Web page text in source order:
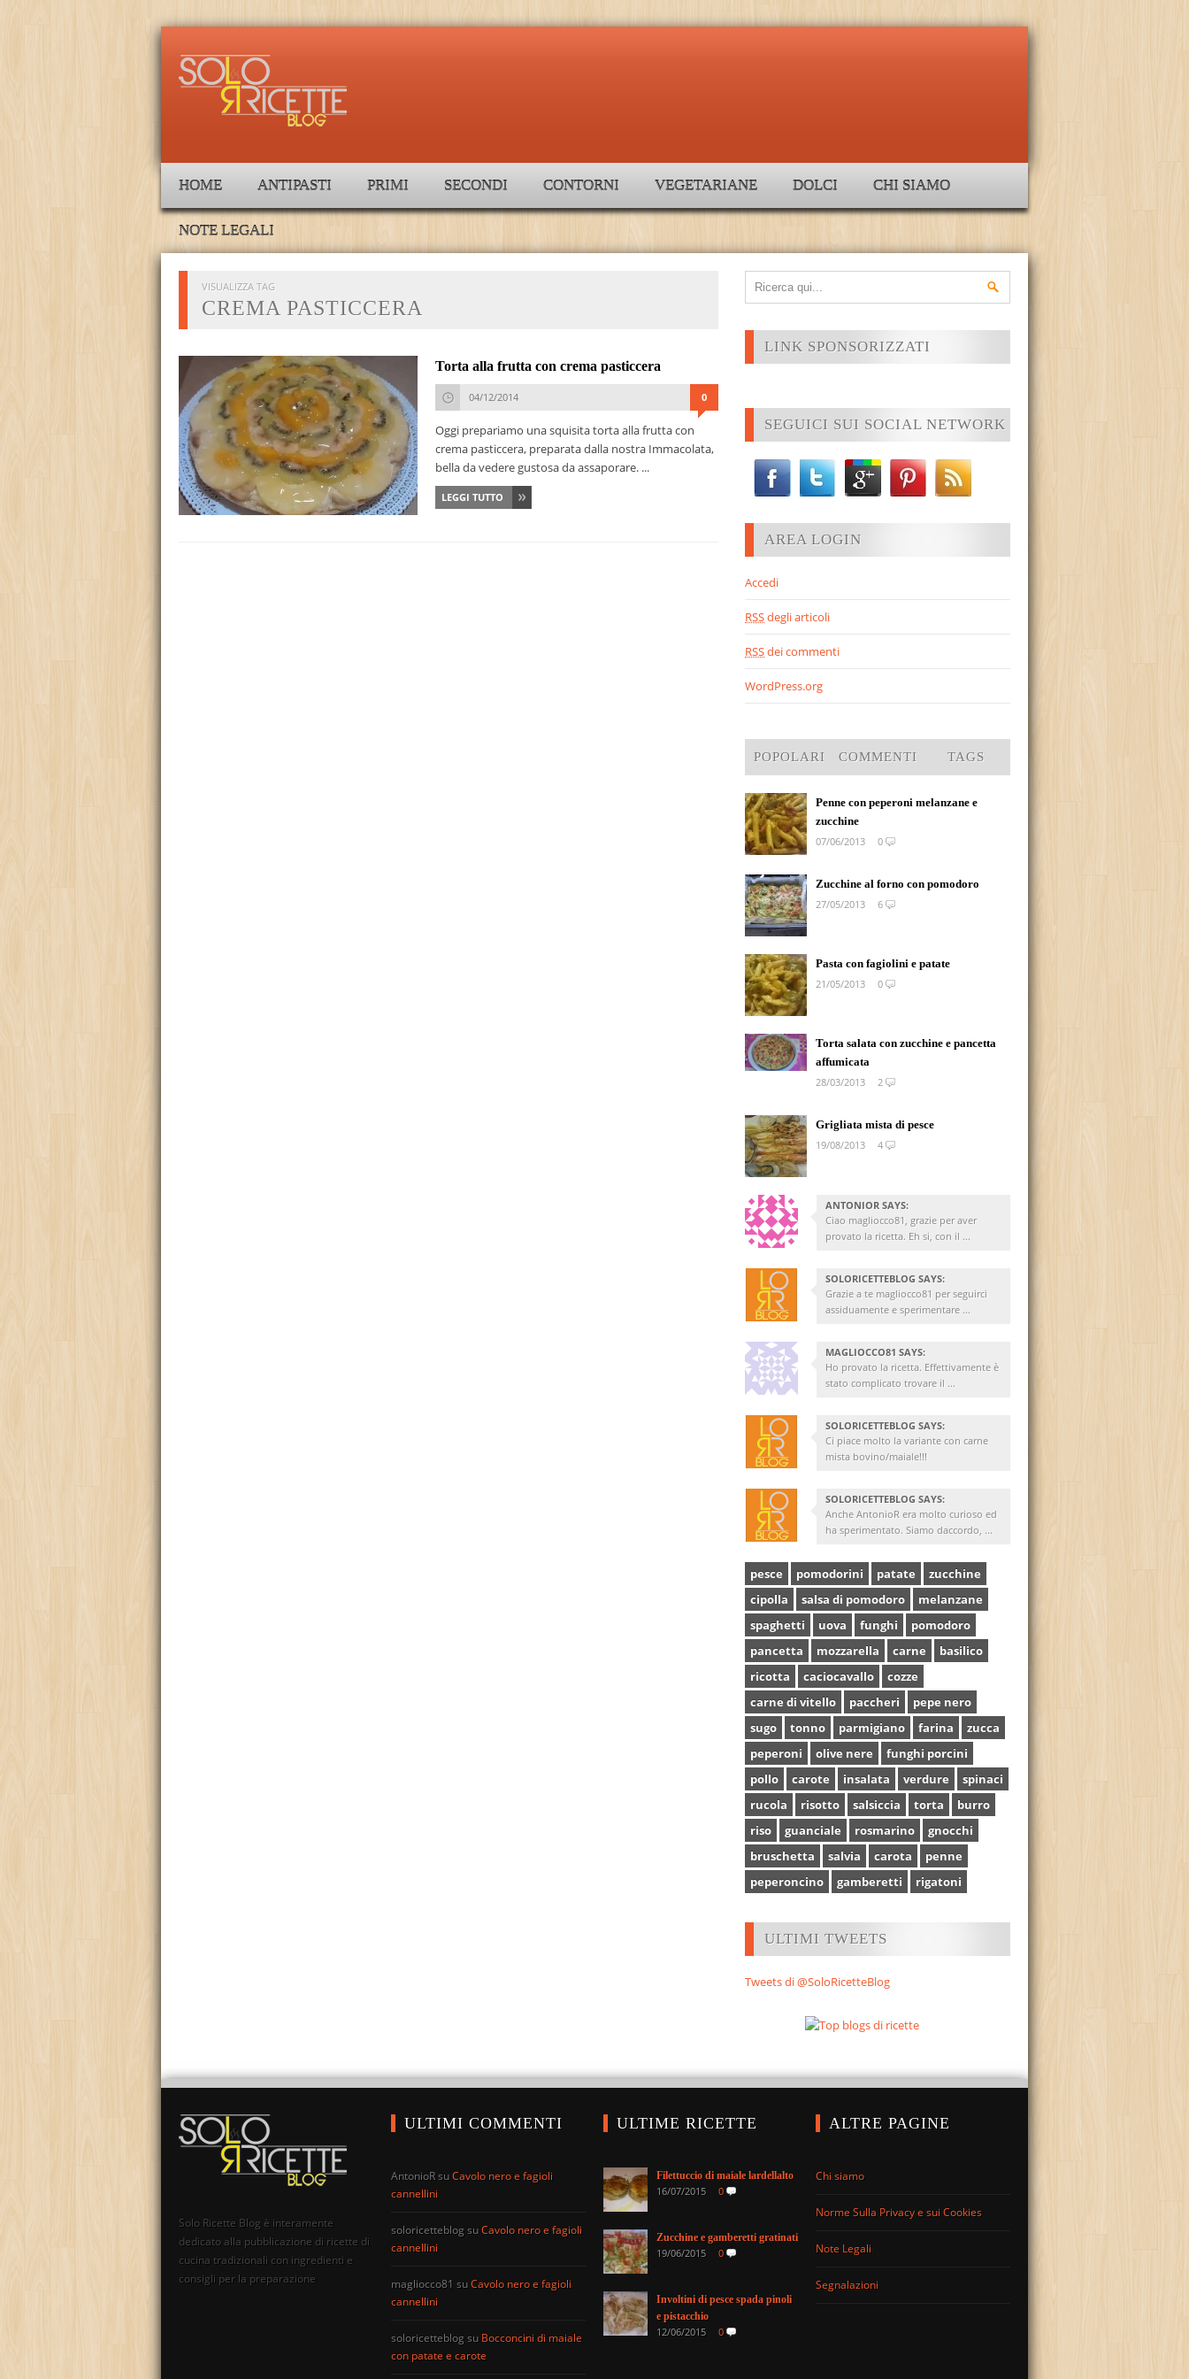
HOME ANTIPASTI PRIMI SECONDI CONTORNI VEGETARIANE DOLCI CHI SIAMO
NOTE LEGALI
VISUALIZZA TAG
CREMA PASTICCERA
Torta alla frutta con crema pasticcera
04/12/2014 0
Oggi prepariamo una squisita torta alla frutta con
crema pasticcera, preparata dalla nostra Immacolata,
bella da vedere gustosa da assaporare. ...
LEGGI TUTTO
LINK SPONSORIZZATI
SEGUICI SUI SOCIAL NETWORK
AREA LOGIN
Accedi
RSSdegli articoli
RSSdei commenti
WordPress.org
POPOLARI COMMENTI TAGS
Penne con peperoni melanzane e
zucchine
07/06/2013
0
Zucchine al forno con pomodoro
27/05/2013
6
Pasta con fagiolini e patate
21/05/2013
0
Torta salata con zucchine e pancetta
affumicata
28/03/2013
2
Grigliata mista di pesce
19/08/2013
4
ANTONIOR SAYS:
Ciao magliocco81, grazie per aver
provato la ricetta. Eh si, con il ...
SOLORICETTEBLOG SAYS:
Grazie a te magliocco81 per seguirci
assiduamente e sperimentare ...
MAGLIOCCO81 SAYS:
Ho provato la ricetta. Effettivamente è
stato complicato trovare il ...
SOLORICETTEBLOG SAYS:
Ci piace molto la variante con carne
mista bovino/maiale!!!
SOLORICETTEBLOG SAYS:
Anche AntonioR era molto curioso ed
ha sperimentato. Siamo daccordo, ...
pesce pomodorini patate
zucchine
cipolla
salsa di pomodoro
melanzane
spaghetti
uova funghi
pomodoro
pancetta
mozzarella carne
basilico
ricotta
caciocavallo
cozze
carne di vitello
paccheri
pepe nero
sugo
tonno parmigiano farina
zucca
peperoni
olive nere
funghi porcini
pollo
carote insalata verdure
spinaci
rucola
risotto salsiccia torta
burro
riso
guanciale rosmarino
gnocchi
bruschetta
salvia carota
penne
peperoncino
gamberetti rigatoni
ULTIMI TWEETS
Tweets di @SoloRicetteBlog
Solo Ricette Blog è interamente
dedicato alla pubblicazione di ricette di
cucina tradizionali con ingredienti e
consigli per la preparazione
ULTIMI COMMENTI
AntonioRsuCavolo nero e fagioli
cannellini
soloricetteblogsuCavolo nero e fagioli
cannellini
magliocco81 suCavolo nero e fagioli
cannellini
soloricetteblogsu Bocconcini di maiale
con patate e carote
ULTIME RICETTE
Filettuccio di maiale lardellalto
16/07/2015 0
Zucchine e gamberetti gratinati
19/06/2015 0
Involtini di pesce spada pinoli
e pistacchio
12/06/2015 0
ALTRE PAGINE
Chi siamo
Norme Sulla Privacy e sui Cookies
Note Legali
Segnalazioni